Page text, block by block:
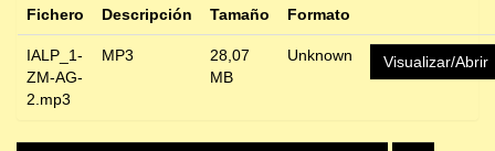
Fichero Descripción Tamaño Formato
IALP_1-
ZM-AG-
2.mp3
MP3
28,07
MB
Unknown Visualizar/Abrir